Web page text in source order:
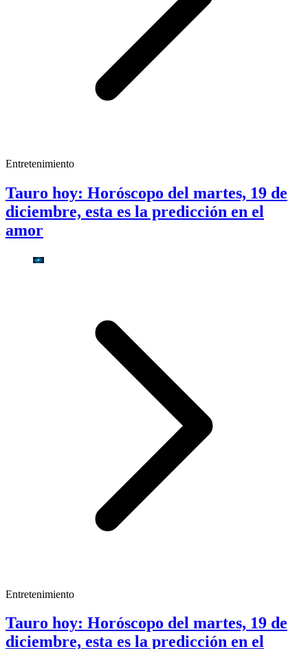
Entretenimiento
Tauro hoy: Horóscopo del martes, 19 de
diciembre, esta es la predicción en el
amor
Entretenimiento
Tauro hoy: Horóscopo del martes, 19 de
diciembre, esta es la predicción en el